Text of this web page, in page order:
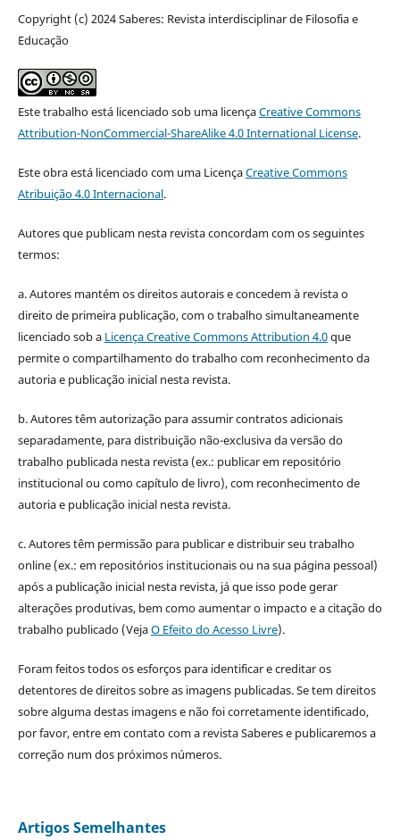
Copyright (c) 2024 Saberes: Revista interdisciplinar de Filosofia e
Educação
Este trabalho está licenciado sob uma licençaCreative Commons
Attribution-NonCommercial-ShareAlike 4.0 International License.
Este obra está licenciado com uma LicençaCreative Commons
Atribuição 4.0 Internacional.
Autores que publicam nesta revista concordam com os seguintes
termos:
a. Autores mantém os direitos autorais e concedem à revista o
direito de primeira publicação, com o trabalho simultaneamente
licenciado sob a Licença Creative Commons Attribution 4.0que
permite o compartilhamento do trabalho com reconhecimento da
autoria e publicação inicial nesta revista.
b. Autores têm autorização para assumir contratos adicionais
separadamente, para distribuição não-exclusiva da versão do
trabalho publicada nesta revista (ex.: publicar em repositório
institucional ou como capítulo de livro), com reconhecimento de
autoria e publicação inicial nesta revista.
c. Autores têm permissão para publicar e distribuir seu trabalho
online (ex.: em repositórios institucionais ou na sua página pessoal)
após a publicação inicial nesta revista, já que isso pode gerar
alterações produtivas, bem como aumentar o impacto e a citação do
trabalho publicado (VejaO Efeito do Acesso Livre).
Foram feitos todos os esforços para identificar e creditar os
detentores de direitos sobre as imagens publicadas. Se tem direitos
sobre alguma destas imagens e não foi corretamente identificado,
por favor, entre em contato com a revista Saberes e publicaremos a
correção num dos próximos números.
Artigos Semelhantes